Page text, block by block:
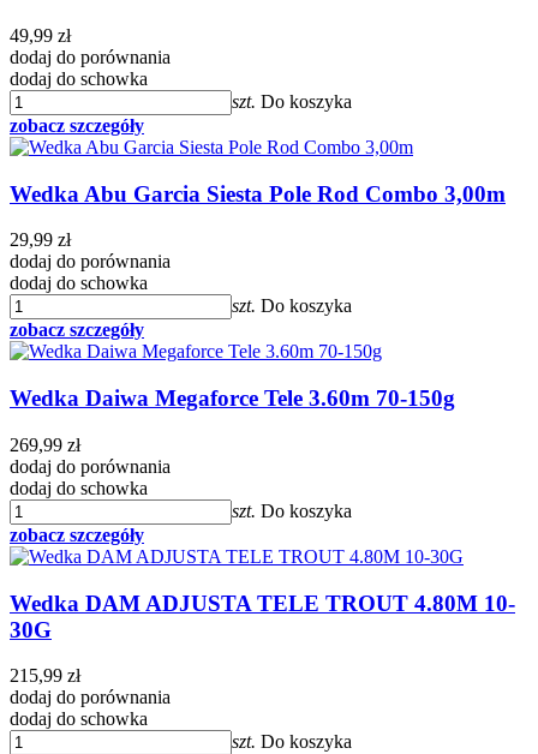
49,99 zł
dodaj do porównania
dodaj do schowka
szt. Do koszyka
zobacz szczegóły
Wedka Abu Garcia Siesta Pole Rod Combo 3,00m
29,99 zł
dodaj do porównania
dodaj do schowka
szt. Do koszyka
zobacz szczegóły
Wedka Daiwa Megaforce Tele 3.60m 70-150g
269,99 zł
dodaj do porównania
dodaj do schowka
szt. Do koszyka
zobacz szczegóły
Wedka DAM ADJUSTA TELE TROUT 4.80M 10-
30G
215,99 zł
dodaj do porównania
dodaj do schowka
szt. Do koszyka